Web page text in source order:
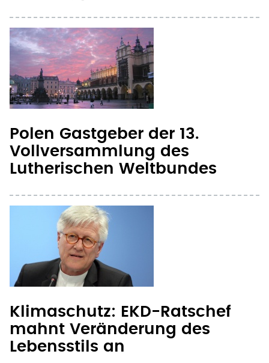
Polen Gastgeber der 13.
Vollversammlung des
Lutherischen Weltbundes
Klimaschutz: EKD-Ratschef
mahnt Veränderung des
Lebensstils an